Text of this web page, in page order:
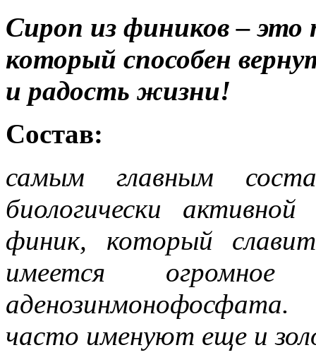
Сироп из фиников –
который способен
и радость жизни!
Состав:
самым главным
биологически
финик, который
имеется огромное
часто именуют еще и